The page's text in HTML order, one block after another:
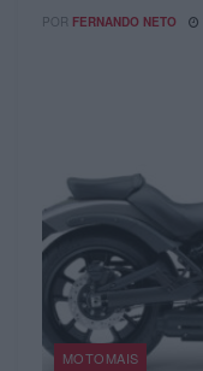
POR FERNANDO NETO
MOTOMAIS